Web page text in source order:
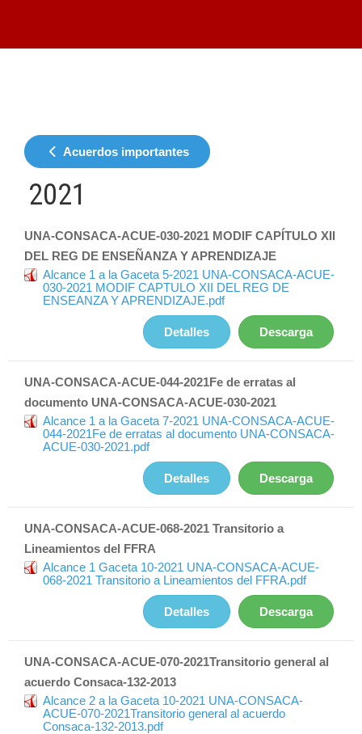
Acuerdos importantes
2021
UNA-CONSACA-ACUE-030-2021 MODIF CAPÍTULO XII
DEL REG DE ENSEÑANZA Y APRENDIZAJE
Alcance 1 a la Gaceta 5-2021 UNA-CONSACA-ACUE-
030-2021 MODIF CAPTULO XII DEL REG DE
ENSEANZA Y APRENDIZAJE.pdf
Descarga
Detalles
UNA-CONSACA-ACUE-044-2021Fe de erratas al
documento UNA-CONSACA-ACUE-030-2021
Alcance 1 a la Gaceta 7-2021 UNA-CONSACA-ACUE-
044-2021Fe de erratas al documento UNA-CONSACA-
ACUE-030-2021.pdf
Descarga
Detalles
UNA-CONSACA-ACUE-068-2021 Transitorio a
Lineamientos del FFRA
Alcance 1 Gaceta 10-2021 UNA-CONSACA-ACUE-
068-2021 Transitorio a Lineamientos del FFRA.pdf
Descarga
Detalles
UNA-CONSACA-ACUE-070-2021Transitorio general al
acuerdo Consaca-132-2013
Alcance 2 a la Gaceta 10-2021 UNA-CONSACA-
ACUE-070-2021Transitorio general al acuerdo
Consaca-132-2013.pdf